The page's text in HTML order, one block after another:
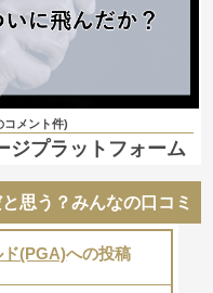
コメント件)
ジプラットフォーム
思う？みんなの口コミ
ド(PGA)への投稿